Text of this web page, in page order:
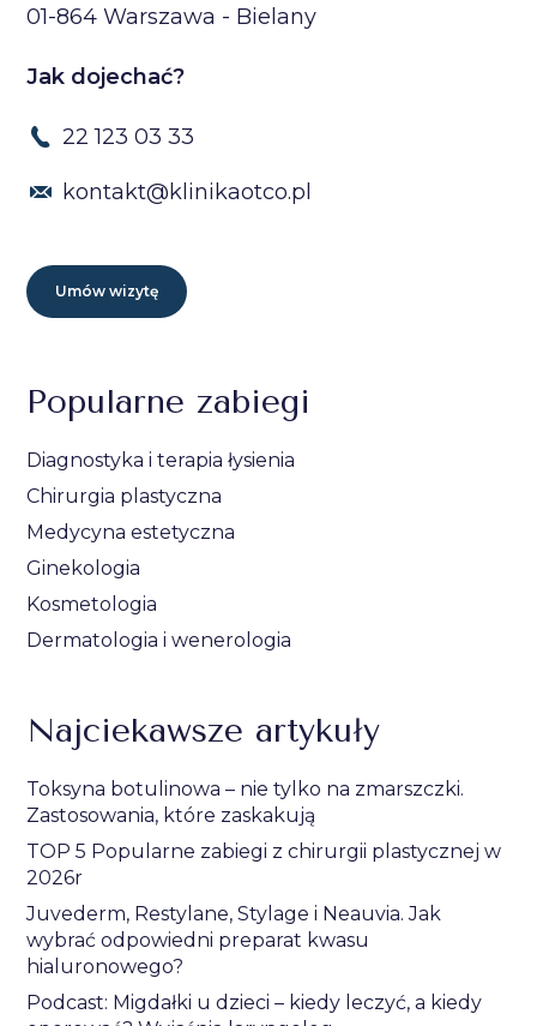
01-864 Warszawa - Bielany
Jak dojechać?
22 123 03 33
kontakt@klinikaotco.pl
Umów wizytę
Popularne zabiegi
Diagnostyka i terapia łysienia
Chirurgia plastyczna
Medycyna estetyczna
Ginekologia
Kosmetologia
Dermatologia i wenerologia
Najciekawsze artykuły
Toksyna botulinowa – nie tylko na zmarszczki.
Zastosowania, które zaskakują
TOP 5 Popularne zabiegi z chirurgii plastycznej w
2026r
Juvederm, Restylane, Stylage i Neauvia. Jak
wybrać odpowiedni preparat kwasu
hialuronowego?
Podcast: Migdałki u dzieci – kiedy leczyć, a kiedy